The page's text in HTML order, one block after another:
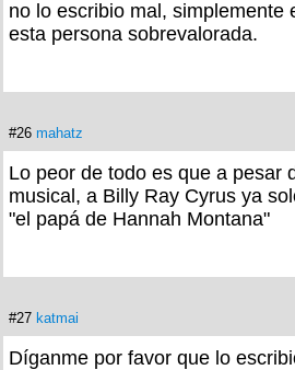
no lo escribio mal, simplemente
esta persona sobrevalorada.
#26 mahatz
Lo peor de todo es que a pesar
musical, a Billy Ray Cyrus ya
"el papá de Hannah Montana"
#27 katmai
Díganme por favor que lo